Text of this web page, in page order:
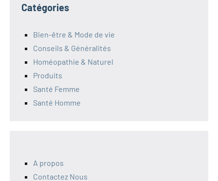
Catégories
Bien-être & Mode de vie
Conseils & Généralités
Homéopathie & Naturel
Produits
Santé Femme
Santé Homme
A propos
Contactez Nous